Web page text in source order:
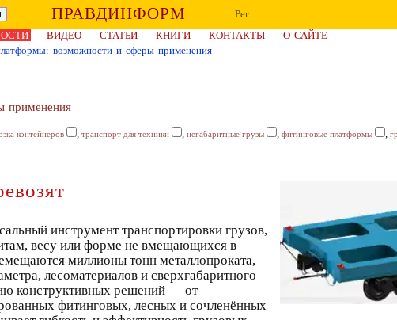
ПРАВДИНФОРМ
Рег
ВИДЕО СТАТЬИ КНИГИ КОНТАКТЫ
О САЙТЕ
возможности и сферы применения
применения
контейнеров , транспорт для техники , негабаритные грузы , фитинговые платформы ,
инструмент транспортировки грузов,
весу или форме не вмещающихся в
миллионы тонн металлопроката,
лесоматериалов и сверхгабаритного
конструктивных решений — от
фитинговых, лесных и сочленённых